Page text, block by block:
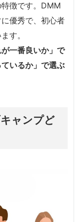
徴です。DMM
優秀で、初心者
す。
一番良いか」で
いるか」で選ぶ
ャンプど